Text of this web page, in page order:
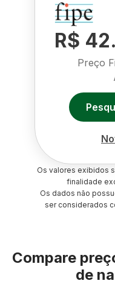
R$
Preço
Os valores exibidos
finalidade
Os dados não
ser considerados
Compare
de